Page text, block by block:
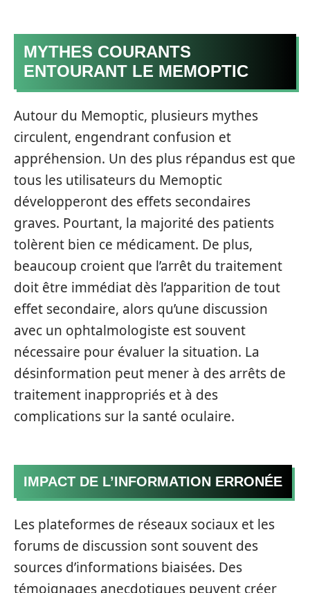
MYTHES COURANTS
ENTOURANT LE MEMOPTIC
Autour du Memoptic, plusieurs mythes
circulent, engendrant confusion et
appréhension. Un des plus répandus est que
tous les utilisateurs du Memoptic
développeront des effets secondaires
graves. Pourtant, la majorité des patients
tolèrent bien ce médicament. De plus,
beaucoup croient que l’arrêt du traitement
doit être immédiat dès l’apparition de tout
effet secondaire, alors qu’une discussion
avec un ophtalmologiste est souvent
nécessaire pour évaluer la situation. La
désinformation peut mener à des arrêts de
traitement inappropriés et à des
complications sur la santé oculaire.
IMPACT DE L’INFORMATION ERRONÉE
Les plateformes de réseaux sociaux et les
forums de discussion sont souvent des
sources d’informations biaisées. Des
témoignages anecdotiques peuvent créer